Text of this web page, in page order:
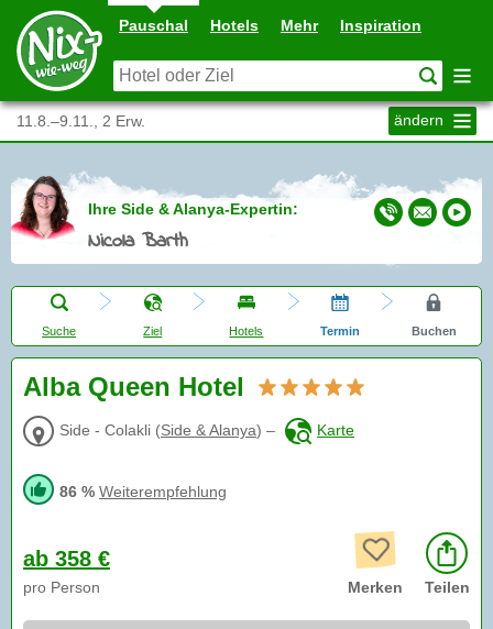
Pauschal Hotels Mehr Inspiration
11.8.–9.11., 2 Erw. ändern
Ihre Side & Alanya-Expertin:
Nicola Barth
Suche Ziel Hotels Termin Buchen
Alba Queen Hotel
Side - Colakli (Side & Alanya) – Karte
86 % Weiterempfehlung
ab 358 €
pro Person Merken Teilen